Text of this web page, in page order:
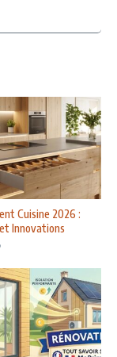
Cuisine 2026 :
Innovations